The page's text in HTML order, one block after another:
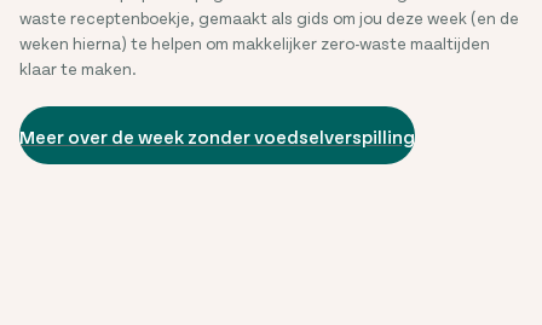
waste receptenboekje, gemaakt als gids om jou deze week (en de
weken hierna) te helpen om makkelijker zero-waste maaltijden
klaar te maken.
Meer over de week zonder voedselverspilling